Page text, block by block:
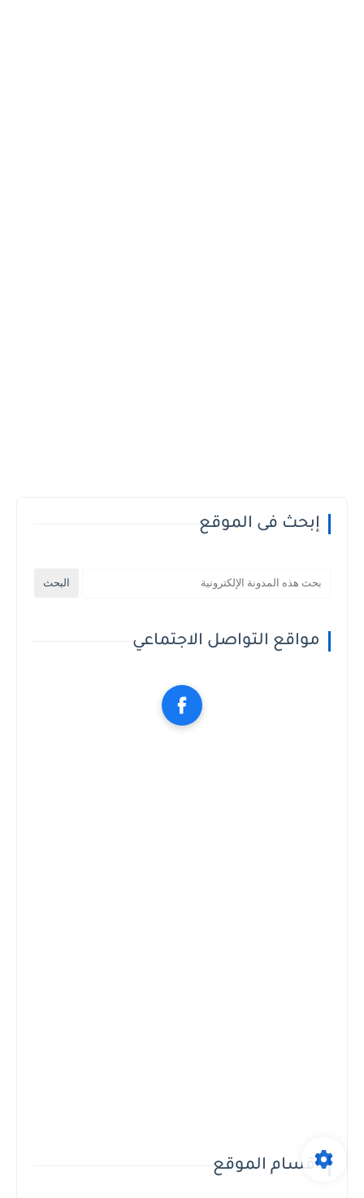
إبحث فى الموقع
مواقع التواصل الاجتماعي
أقسام الموقع